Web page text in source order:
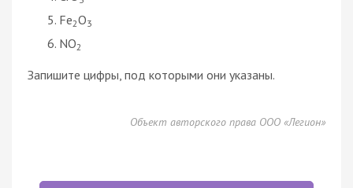
Fe2O3
NO2
Запишите цифры, под которыми они указаны.
Объект авторского права ООО «Легион»